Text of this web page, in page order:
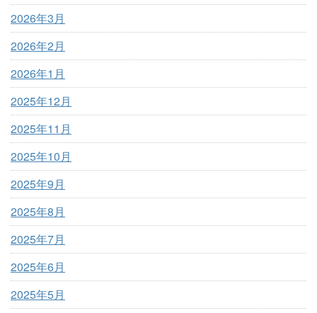
2026年3月
2026年2月
2026年1月
2025年12月
2025年11月
2025年10月
2025年9月
2025年8月
2025年7月
2025年6月
2025年5月